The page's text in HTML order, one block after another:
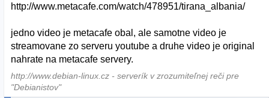
http://www.metacafe.com/watch/478951/tirana_albania/
jedno video je metacafe obal, ale samotne video je
streamovane zo serveru youtube a druhe video je original
nahrate na metacafe servery.
http://www.debian-linux.cz - serverík v zrozumiteľnej reči pre
"Debianistov"